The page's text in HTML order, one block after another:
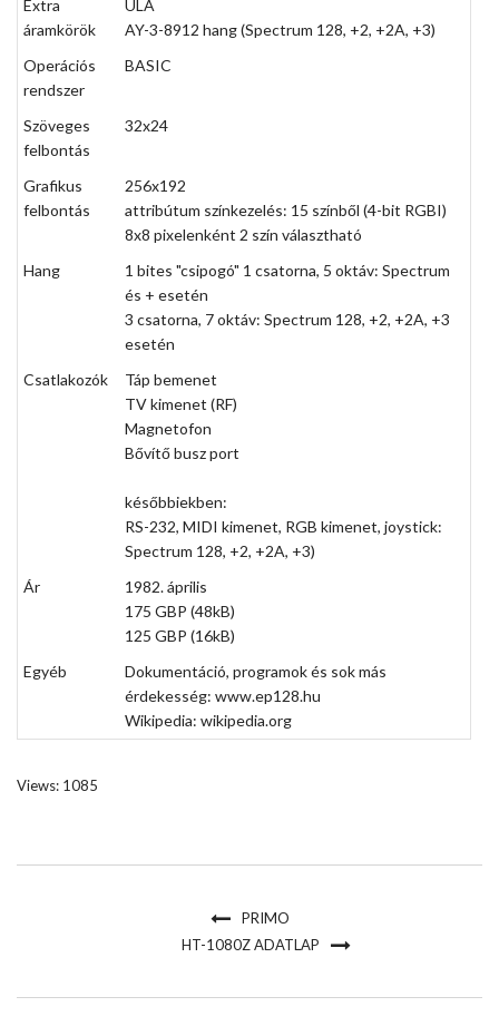
Extra
áramkörök
ULA
AY-3-8912 hang (Spectrum 128, +2, +2A, +3)
Operációs
rendszer
BASIC
Szöveges
felbontás
32x24
Grafikus
felbontás
256x192
attribútum színkezelés: 15 színből (4-bit RGBI)
8x8 pixelenként 2 szín választható
Hang
1 bites "csipogó" 1 csatorna, 5 oktáv: Spectrum
és + esetén
3 csatorna, 7 oktáv: Spectrum 128, +2, +2A, +3
esetén
Csatlakozók
Táp bemenet
TV kimenet (RF)
Magnetofon
Bővítő busz port
későbbiekben:
RS-232, MIDI kimenet, RGB kimenet, joystick:
Spectrum 128, +2, +2A, +3)
Ár
1982. április
175 GBP (48kB)
125 GBP (16kB)
Egyéb
Dokumentáció, programok és sok más
érdekesség: www.ep128.hu
Wikipedia: wikipedia.org
Views: 1085
PRIMO
HT-1080Z ADATLAP